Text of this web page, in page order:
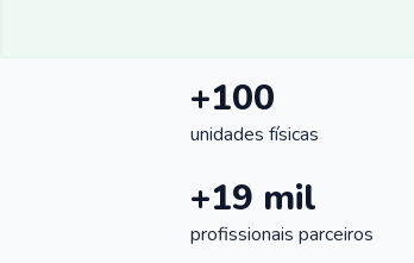
+100
unidades físicas
+19 mil
profissionais parceiros